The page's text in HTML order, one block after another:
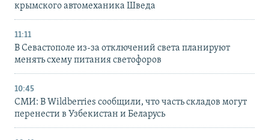
крымского автомеханика Шведа
11:11
В Севастополе из-за отключений света планируют
менять схему питания светофоров
10:45
СМИ: В Wildberries сообщили, что часть складов могут
перенести в Узбекистан и Беларусь